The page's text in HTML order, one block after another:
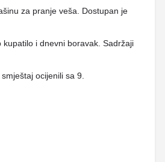
za pranje veša. Dostupan je
i dnevni boravak. Sadržaji
ocijenili sa 9.